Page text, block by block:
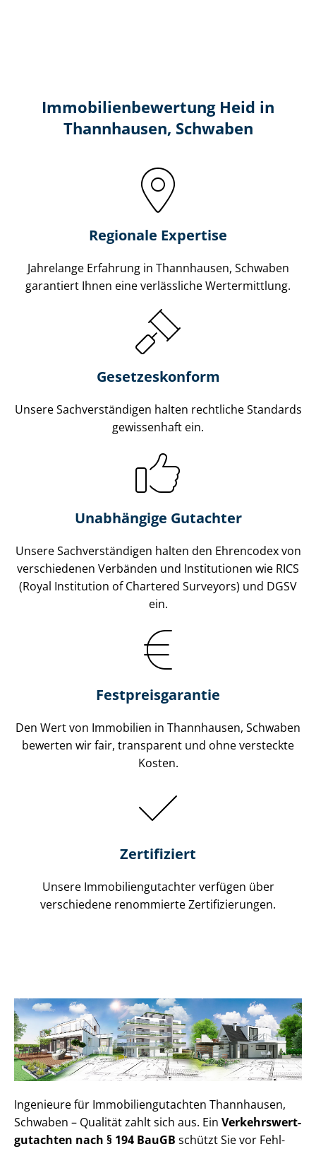
Immobilien­bewertung Heid in
Thannhausen, Schwaben
Regionale Expertise
Jahrelange Erfahrung in Thannhausen, Schwaben
garantiert Ihnen eine verlässliche Wertermittlung.
Gesetzes­konform
Unsere Sach­ver­stän­di­gen halten rechtliche Standards
gewissenhaft ein.
Unabhängige Gutachter
Unsere Sach­ver­stän­di­gen halten den Ehrencodex von
verschiedenen Verbänden und Institutionen wie RICS
(Royal Institution of Chartered Surveyors) und DGSV
ein.
Festpreis​garantie
Den Wert von Immobilien in Thannhausen, Schwaben
bewerten wir fair, transparent und ohne versteckte
Kosten.
Zertifiziert
Unsere Immobilien­gutachter verfügen über
verschiedene renommierte Zer­ti­fi­zie­run­gen.
Ingenieure für Im­mo­bi­li­en­gut­ach­ten Thannhausen,
Schwaben – Qualität zahlt sich aus. Ein Ver­kehrs­wert­
gut­ach­ten nach § 194 BauGB schützt Sie vor Fehl­